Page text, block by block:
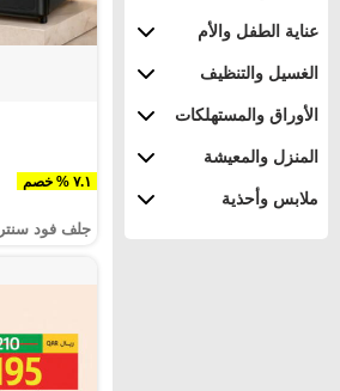
عناية الطفل والأم
الغسيل والتنظيف
الأوراق والمستهلكات
المنزل والمعيشة
ملابس وأحذية
٧.١ % خصم
جلف فود سنتر